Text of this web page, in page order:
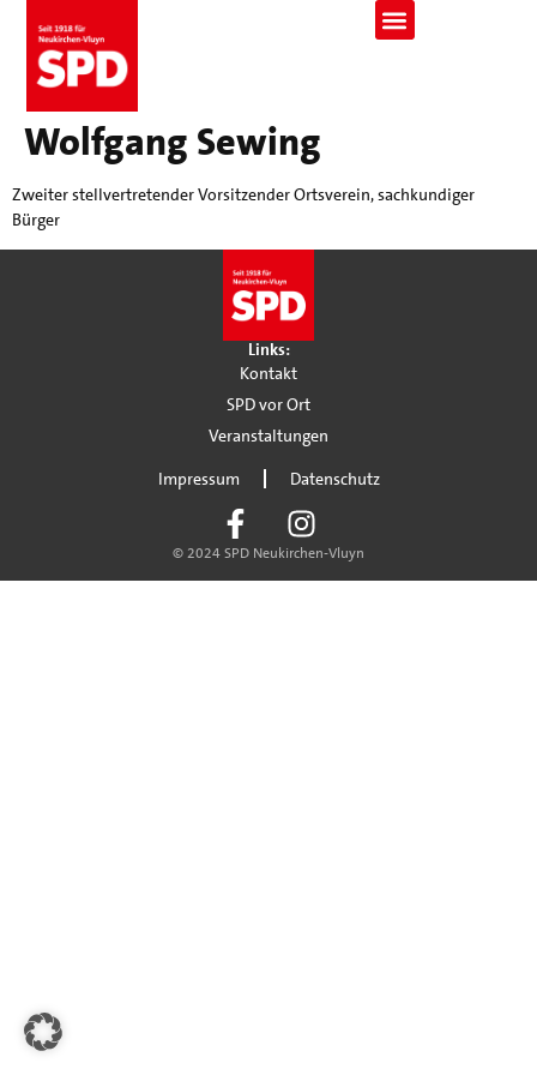
Wolfgang Sewing
Zweiter stellvertretender Vorsitzender Ortsverein, sachkundiger
Bürger
Links:
Kontakt
SPD vor Ort
Veranstaltungen
Impressum
Datenschutz
© 2024 SPD Neukirchen-Vluyn